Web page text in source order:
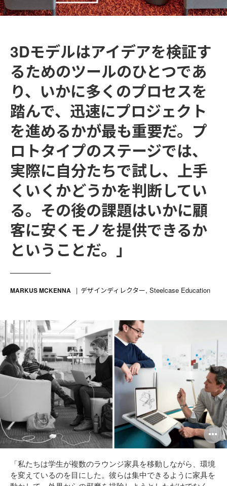
3Dモデルはアイデアを検証す
るためのツールのひとつであ
り、いかに多くのプロセスを
踏んで、迅速にプロジェクト
を進めるかが最も重要だ。プ
ロトタイプのステージでは、
実際に自分たちで試し、上手
くいくかどうかを判断してい
る。その後の課題はいかに顧
客に安くモノを提供できるか
ということだ。」
MARKUS MCKENNA デザインディレクター, Steelcase Education
「私たちは学生が複数のラウンジ家具を移動しながら、環境
を変えているのを目にした。彼らは集中できるように家具を